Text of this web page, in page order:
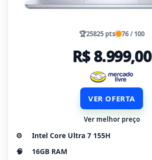
🏆25825 pts 76 / 100
R$ 8.999,00
VER OFERTA
Ver melhor preço
⚙️
Intel Core Ultra 7 155H
🧠
16GB RAM